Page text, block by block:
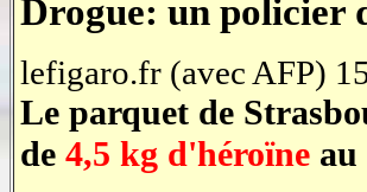
Drogue: un policier
lefigaro.fr (avec AFP)
Le parquet de
de 4,5 kg d'héroïne au